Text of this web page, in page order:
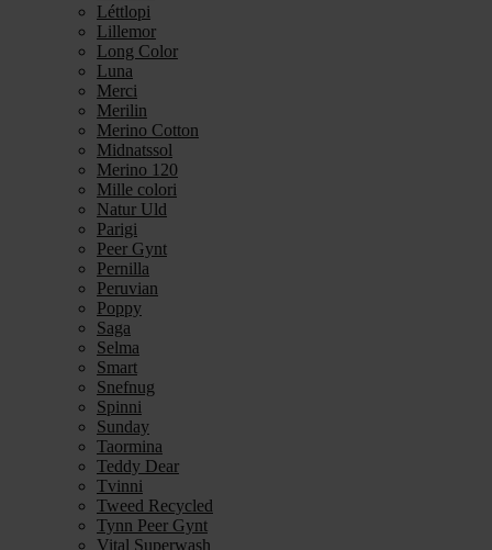
Léttlopi
Lillemor
Long Color
Luna
Merci
Merilin
Merino Cotton
Midnatssol
Merino 120
Mille colori
Natur Uld
Parigi
Peer Gynt
Pernilla
Peruvian
Poppy
Saga
Selma
Smart
Snefnug
Spinni
Sunday
Taormina
Teddy Dear
Tvinni
Tweed Recycled
Tynn Peer Gynt
Vital Superwash